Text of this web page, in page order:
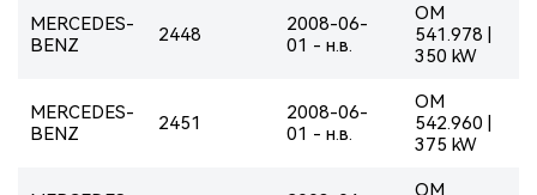
MERCEDES-
BENZ
2448
2008-06-
01 - н.в.
OM
541.978 |
350 kW
MERCEDES-
BENZ
2451
2008-06-
01 - н.в.
OM
542.960 |
375 kW
OM